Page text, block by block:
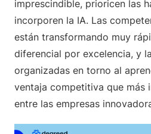
imprescindible, prioricen las
incorporen la IA. Las
están transformando muy
diferencial por excelencia, y
organizadas en torno al
ventaja competitiva que más
entre las empresas